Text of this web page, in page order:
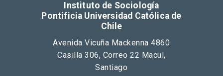
Instituto de Sociología
Pontificia Universidad Católica de
Chile
Avenida Vicuña Mackenna 4860
Casilla 306, Correo 22 Macul,
Santiago